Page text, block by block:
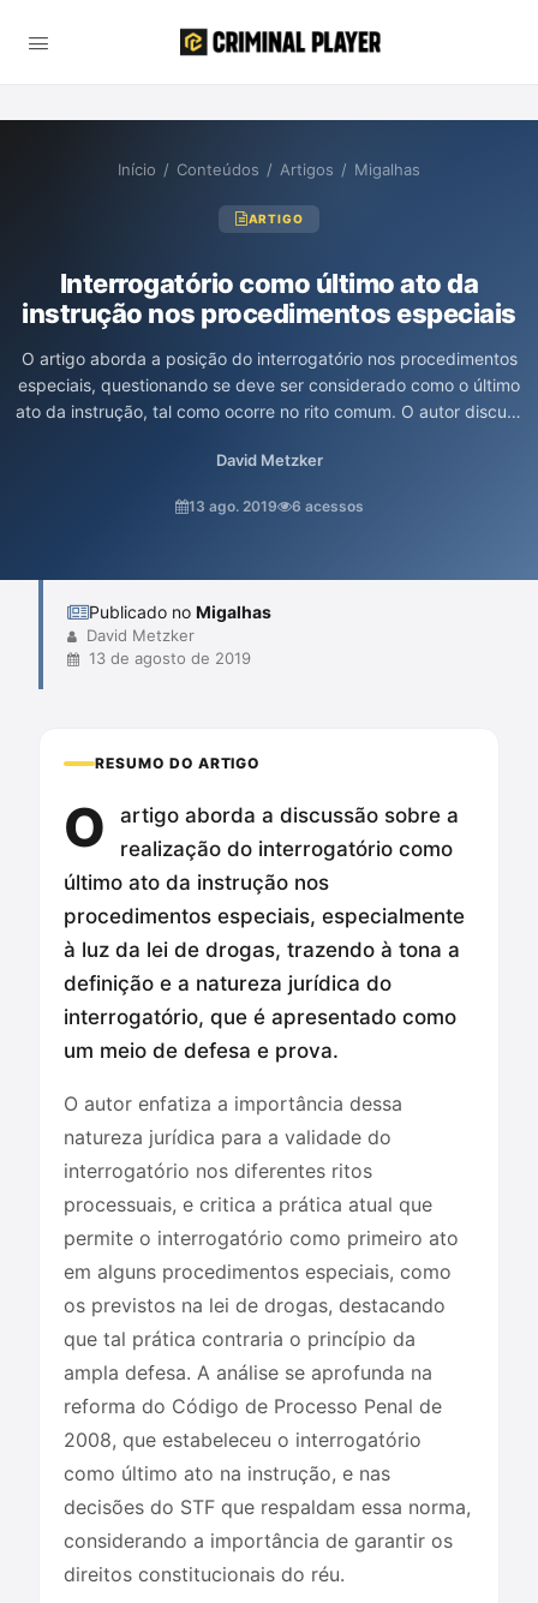
Início / Conteúdos / Artigos / Migalhas
ARTIGO
Interrogatório como último ato da
instrução nos procedimentos especiais
O artigo aborda a posição do interrogatório nos procedimentos
especiais, questionando se deve ser considerado como o último
ato da instrução, tal como ocorre no rito comum. O autor discute
meio de defesa e como isso se relaciona com os princípios
que reforçam a necessidade de que o interrogatório ocorra ao
David Metzker
13 ago. 2019 6 acessos
Publicado no Migalhas
David Metzker
13 de agosto de 2019
RESUMO DO ARTIGO
O
artigo aborda a discussão sobre a
realização do interrogatório como
último ato da instrução nos
procedimentos especiais, especialmente
à luz da lei de drogas, trazendo à tona a
definição e a natureza jurídica do
interrogatório, que é apresentado como
um meio de defesa e prova.
O autor enfatiza a importância dessa
natureza jurídica para a validade do
interrogatório nos diferentes ritos
processuais, e critica a prática atual que
permite o interrogatório como primeiro ato
em alguns procedimentos especiais, como
os previstos na lei de drogas, destacando
que tal prática contraria o princípio da
ampla defesa. A análise se aprofunda na
reforma do Código de Processo Penal de
2008, que estabeleceu o interrogatório
como último ato na instrução, e nas
decisões do STF que respaldam essa norma,
considerando a importância de garantir os
direitos constitucionais do réu.